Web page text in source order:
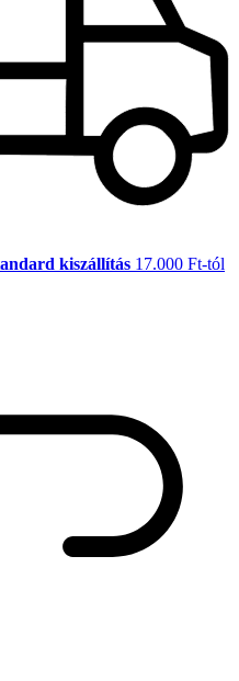
kiszállítás 17.000 Ft-tól